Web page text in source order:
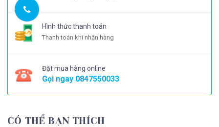
Hình thức thanh toán
Thanh toán khi nhận hàng
Đặt mua hàng online
Gọi ngay 0847550033
CÓ THỂ BẠN THÍCH